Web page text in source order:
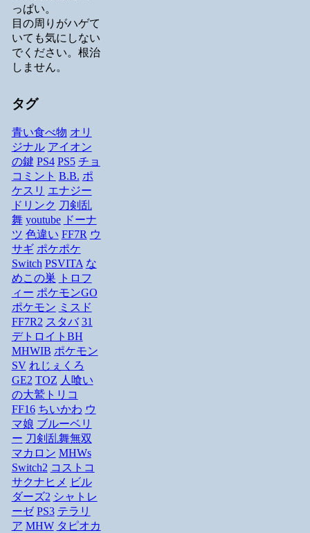
っぱい。
目の周りがハゲて
いても気にしない
でください。根治
しません。
タグ
青い食べ物 オリ
ジナル アイオン
の鍵 PS4 PS5 チョ
コミント B.B. ポ
ケスリ エナジー
ドリンク 刀剣乱
舞 youtube
ドーナ
ツ 色違い FF7R ウ
サギ ポケポケ
Switch PSVITA な
めこの巣
トロフ
ィー ポケモンGO
ポケモン ミスド
FF7R2 スタバ 31
デトロイトBH
MHWIB ポケモン
SV れじぇくろ
GE2 TOZ 人喰い
の大鷲トリコ
FF16 ちいかわ ウ
マ娘 ブルーベリ
ー 刀剣乱舞無双
マカロン MHWs
Switch2 コストコ
サクナヒメ ビル
ダーズ2 シャトレ
ーゼ PS3 テラリ
ア MHW タピオカ